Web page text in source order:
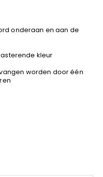
onderaan en aan de
kleur
worden door één